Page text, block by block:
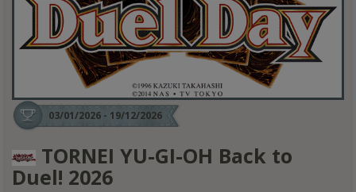
03/01/2026 - 19/12/2026
TORNEI YU-GI-OH Back to
Duel! 2026